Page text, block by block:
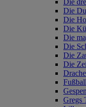
Die
Die
Die
Die
Die
Die
Die
Die
Gregs